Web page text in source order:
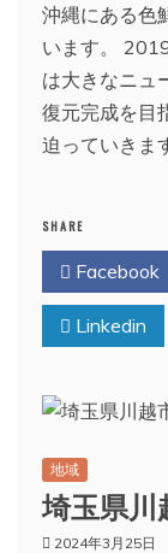
沖縄にある色
います。
は大きなニュ
復元完成を目
迫っていきま
SHARE
Facebook
Linkedin
地域
埼玉県
2024年3月25日